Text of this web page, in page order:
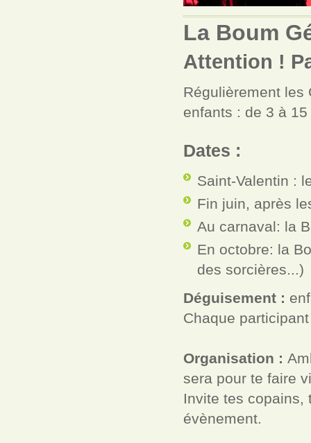
La Boum
Attention !
Régulièrement
enfants : de 3 à
Dates :
Saint-Valentin :
Fin juin, après
Au carnaval: la
En octobre: la
des sorcières...)
Déguisement :
Chaque
Organisation :
sera pour te faire
Invite tes copains,
évènement.